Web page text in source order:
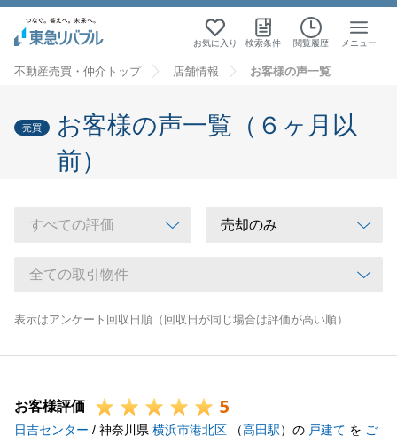
お気に入り 検索条件 閲覧履歴 メニュー
不動産売買・仲介トップ 店舗情報 お客様の声一覧
売買
お客様の声一覧（６ヶ月以
前）
表示はアンケート回収日順（回収日が同じ場合は評価が高い順）
お客様評価 5
日吉センター / 神奈川県 横浜市港北区 （高田駅）の 戸建て を ご